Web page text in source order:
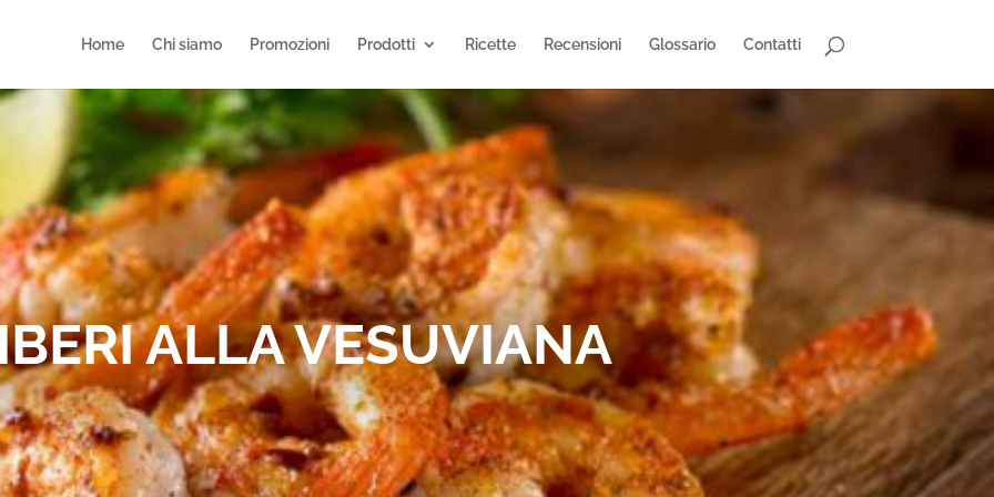
Home Chi siamo Promozioni Prodotti Ricette Recensioni Glossario Contatti
ALLA VESUVIANA